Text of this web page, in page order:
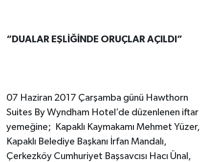
“DUALAR EŞLİĞİNDE ORUÇLAR AÇILDI”
07 Haziran 2017 Çarşamba günü Hawthorn
Suites By Wyndham Hotel’de düzenlenen iftar
yemeğine; Kapaklı Kaymakamı Mehmet Yüzer,
Kapaklı Belediye Başkanı İrfan Mandalı,
Çerkezköy Cumhuriyet Başsavcısı Hacı Ünal,